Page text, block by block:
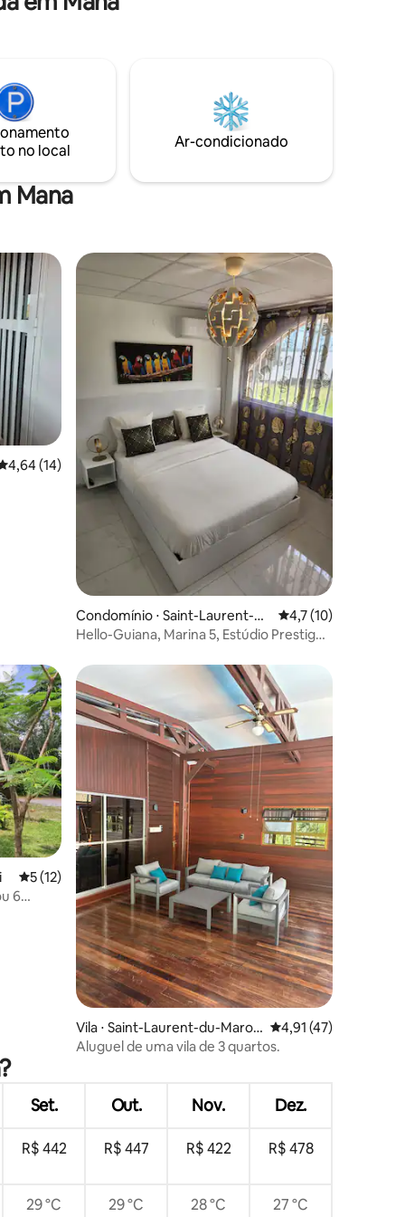
no local
Ar-condicionado
Mana
de uma avaliação média de 5, 14 avaliações
4,64 (14)
Condomínio ⋅ Saint-Laurent-du
-Maroni
4,7 de uma
4,7 (10)
Hello-Guiana, Marina 5, Estúdio Prestige
5 de uma avaliação média de 5, 12 avaliações
5 (12)
6
Vila ⋅ Saint-Laurent-du-Maron
i
4,91 de uma
4,91 (47)
Aluguel de uma vila de 3 quartos.
Set. Out. Nov. Dez.
R$ 442 R$ 447 R$ 422 R$ 478
29 °C 29 °C 28 °C 27 °C